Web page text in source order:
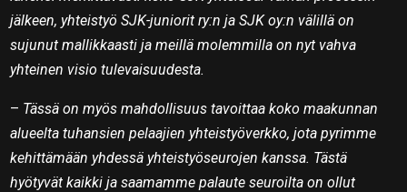
jälkeen, yhteistyö SJK-juniorit ry:n ja SJK oy:n välillä on
sujunut mallikkaasti ja meillä molemmilla on nyt vahva
yhteinen visio tulevaisuudesta.
– Tässä on myös mahdollisuus tavoittaa koko maakunnan
alueelta tuhansien pelaajien yhteistyöverkko, jota pyrimme
kehittämään yhdessä yhteistyöseurojen kanssa. Tästä
hyötyvät kaikki ja saamamme palaute seuroilta on ollut